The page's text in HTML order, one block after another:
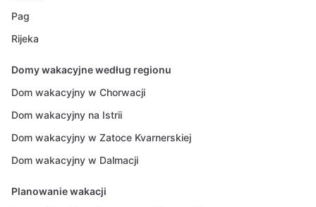
Pag
Rijeka
Domy wakacyjne według regionu
Dom wakacyjny w Chorwacji
Dom wakacyjny na Istrii
Dom wakacyjny w Zatoce Kvarnerskiej
Dom wakacyjny w Dalmacji
Planowanie wakacji